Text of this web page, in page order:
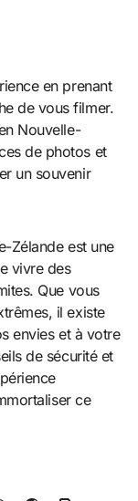
en prenant
de vous filmer.
Nouvelle-
de photos et
un souvenir
Zélande est une
vivre des
Que vous
il existe
envies et à votre
de sécurité et
ce